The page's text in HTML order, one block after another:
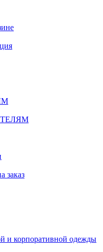
заказ
и корпоративной одежды